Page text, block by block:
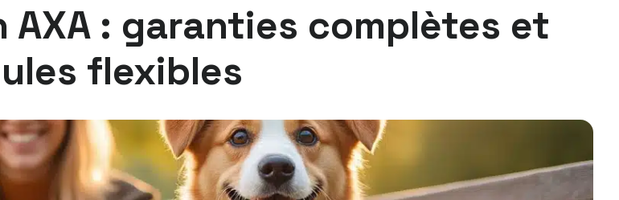
: garanties complètes et
flexibles